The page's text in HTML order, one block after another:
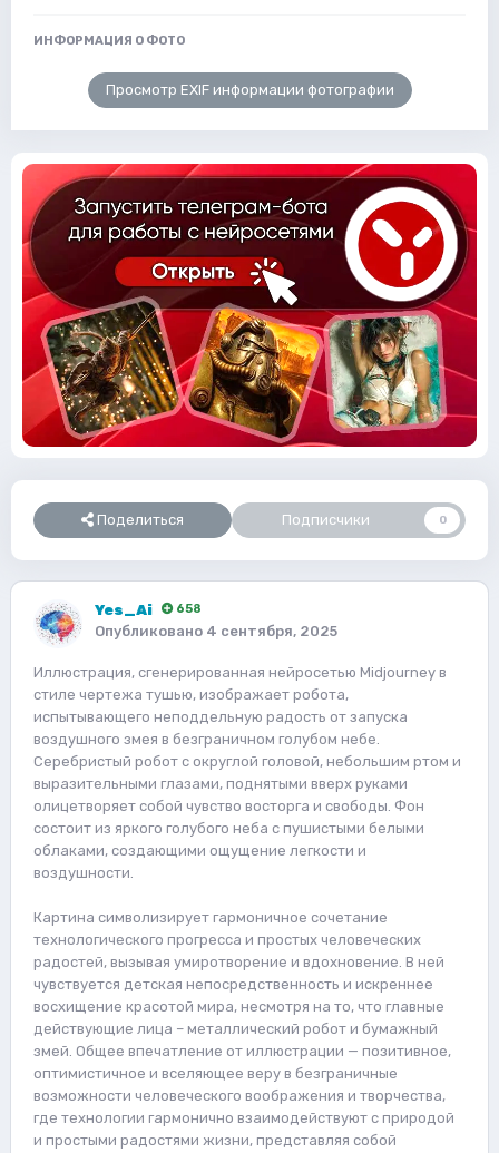
ИНФОРМАЦИЯ О ФОТО
Просмотр EXIF информации фотографии
Поделиться Подписчики 0
Yes_Ai 658
Опубликовано 4 сентября, 2025
Иллюстрация, сгенерированная нейросетью Midjourney в
стиле чертежа тушью, изображает робота,
испытывающего неподдельную радость от запуска
воздушного змея в безграничном голубом небе.
Серебристый робот с округлой головой, небольшим ртом и
выразительными глазами, поднятыми вверх руками
олицетворяет собой чувство восторга и свободы. Фон
состоит из яркого голубого неба с пушистыми белыми
облаками, создающими ощущение легкости и
воздушности.
Картина символизирует гармоничное сочетание
технологического прогресса и простых человеческих
радостей, вызывая умиротворение и вдохновение. В ней
чувствуется детская непосредственность и искреннее
восхищение красотой мира, несмотря на то, что главные
действующие лица – металлический робот и бумажный
змей. Общее впечатление от иллюстрации — позитивное,
оптимистичное и вселяющее веру в безграничные
возможности человеческого воображения и творчества,
где технологии гармонично взаимодействуют с природой
и простыми радостями жизни, представляя собой